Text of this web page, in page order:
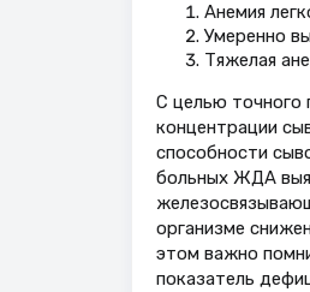
Анемия
Умеренно
Тяжелая
С целью точного
концентрации
способности
больных ЖДА
организме
этом важно
показатель